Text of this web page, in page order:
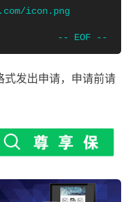
站点图标：https://minirizhi.com/icon.png
式发出申请，申请前请